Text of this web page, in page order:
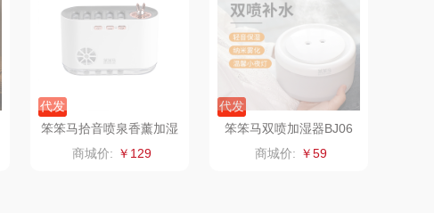
KEPO 嗑西西
稻梁菽
茶马世家 陈克明
代发
笨笨马拾音喷泉香薰加湿
器BJ05
商城价: ￥129
代发
笨笨马双喷加湿器BJ06
商城价: ￥59